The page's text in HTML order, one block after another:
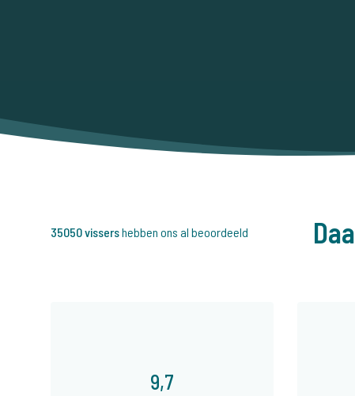
35050 vissershebben ons al beoordeeld
9,7